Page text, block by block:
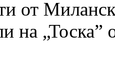
от
на